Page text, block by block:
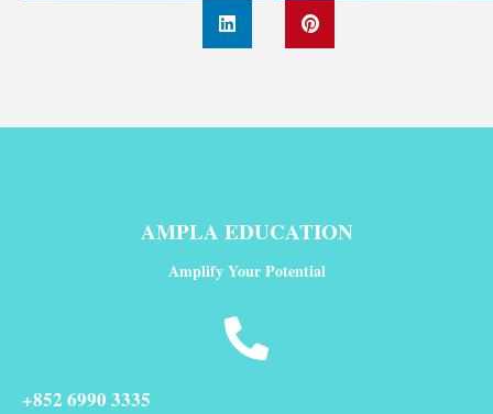
AMPLA EDUCATION
Amplify Your Potential
+852 6990 3335